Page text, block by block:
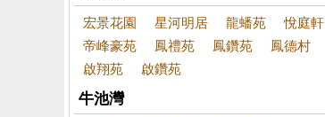
宏景花園 星河明居 龍蟠苑
悅庭軒
帝峰豪苑
鳳禮苑 鳳鑽苑
鳳德村
啟翔苑
啟鑽苑
牛池灣